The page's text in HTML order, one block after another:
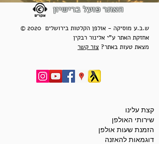
האתר פועל ברישיון
© 2020 ש.ב.ע מוסיקה - אולפן הקלטות בירושלים
אחזקת האתר ע"י אלינור רבקין
מצאת טעות באתר? צור קשר
קצת עלינו
שירותי האולפן
הזמנת שעות אולפן
דוגמאות להאזנה